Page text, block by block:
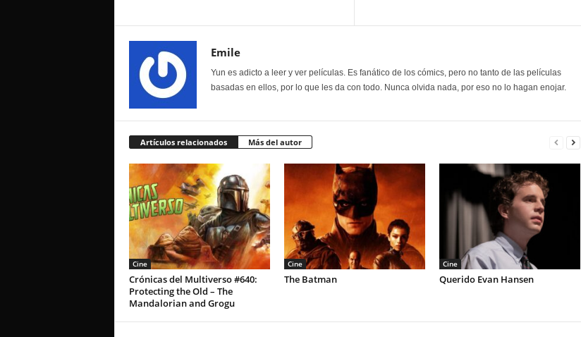
Emile
Yun es adicto a leer y ver películas. Es fanático de los cómics, pero no tanto de las películas
basadas en ellos, por lo que les da con todo. Nunca olvida nada, por eso no lo hagan enojar.
Artículos relacionados Más del autor
Cine
Crónicas del Multiverso #640:
Protecting the Old – The
Mandalorian and Grogu
Cine
The Batman
Cine
Querido Evan Hansen